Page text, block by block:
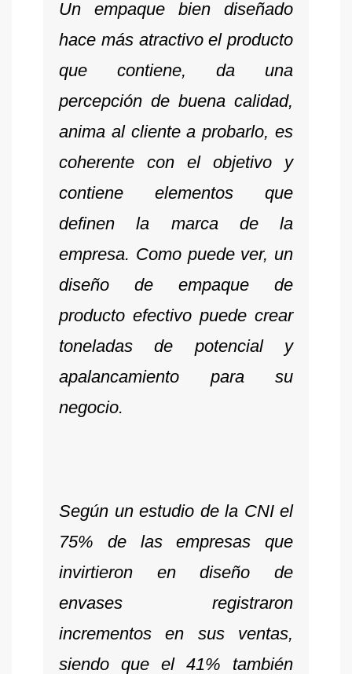
Un empaque bien diseñado
hace más atractivo el producto
que contiene, da una
percepción de buena calidad,
anima al cliente a probarlo, es
coherente con el objetivo y
contiene elementos que
definen la marca de la
empresa. Como puede ver, un
diseño de empaque de
producto efectivo puede crear
toneladas de potencial y
apalancamiento para su
negocio.
Según un estudio de la CNI el
75% de las empresas que
invirtieron en diseño de
envases registraron
incrementos en sus ventas,
siendo que el 41% también